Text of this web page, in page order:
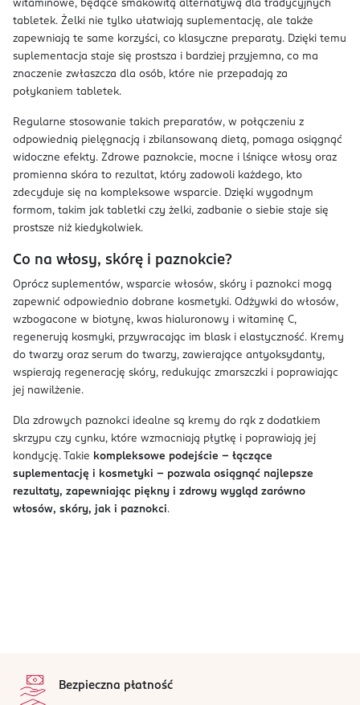
witaminowe, będące smakowitą alternatywą dla tradycyjnych
tabletek. Żelki nie tylko ułatwiają suplementację, ale także
zapewniają te same korzyści, co klasyczne preparaty. Dzięki temu
suplementacja staje się prostsza i bardziej przyjemna, co ma
znaczenie zwłaszcza dla osób, które nie przepadają za
połykaniem tabletek.
Regularne stosowanie takich preparatów, w połączeniu z
odpowiednią pielęgnacją i zbilansowaną dietą, pomaga osiągnąć
widoczne efekty. Zdrowe paznokcie, mocne i lśniące włosy oraz
promienna skóra to rezultat, który zadowoli każdego, kto
zdecyduje się na kompleksowe wsparcie. Dzięki wygodnym
formom, takim jak tabletki czy żelki, zadbanie o siebie staje się
prostsze niż kiedykolwiek.
Co na włosy, skórę i paznokcie?
Oprócz suplementów, wsparcie włosów, skóry i paznokci mogą
zapewnić odpowiednio dobrane kosmetyki. Odżywki do włosów,
wzbogacone w biotynę, kwas hialuronowy i witaminę C,
regenerują kosmyki, przywracając im blask i elastyczność. Kremy
do twarzy oraz serum do twarzy, zawierające antyoksydanty,
wspierają regenerację skóry, redukując zmarszczki i poprawiając
jej nawilżenie.
Dla zdrowych paznokci idealne są kremy do rąk z dodatkiem
skrzypu czy cynku, które wzmacniają płytkę i poprawiają jej
kondycję. Takie kompleksowe podejście – łączące
suplementację i kosmetyki – pozwala osiągnąć najlepsze
rezultaty, zapewniając piękny i zdrowy wygląd zarówno
włosów, skóry, jak i paznokci.
Bezpieczna płatność